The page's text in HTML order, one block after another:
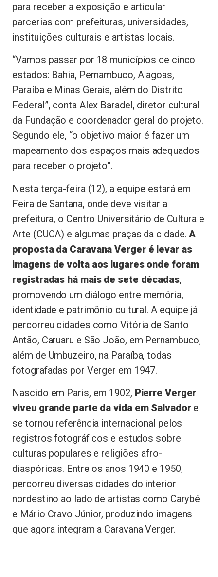
para receber a exposição e articular
parcerias com prefeituras, universidades,
instituições culturais e artistas locais.
“Vamos passar por 18 municípios de cinco
estados: Bahia, Pernambuco, Alagoas,
Paraíba e Minas Gerais, além do Distrito
Federal”, conta Alex Baradel, diretor cultural
da Fundação e coordenador geral do projeto.
Segundo ele, “o objetivo maior é fazer um
mapeamento dos espaços mais adequados
para receber o projeto”.
Nesta terça-feira (12), a equipe estará em
Feira de Santana, onde deve visitar a
prefeitura, o Centro Universitário de Cultura e
Arte (CUCA) e algumas praças da cidade.A
proposta da Caravana Verger é levar as
imagens de volta aos lugares onde foram
registradas há mais de sete décadas,
promovendo um diálogo entre memória,
identidade e patrimônio cultural. A equipe já
percorreu cidades como Vitória de Santo
Antão, Caruaru e São João, em Pernambuco,
além de Umbuzeiro, na Paraíba, todas
fotografadas por Verger em 1947.
Nascido em Paris, em 1902, Pierre Verger
viveu grande parte da vida em Salvadore
se tornou referência internacional pelos
registros fotográficos e estudos sobre
culturas populares e religiões afro-
diaspóricas. Entre os anos 1940 e 1950,
percorreu diversas cidades do interior
nordestino ao lado de artistas como Carybé
e Mário Cravo Júnior, produzindo imagens
que agora integram a Caravana Verger.